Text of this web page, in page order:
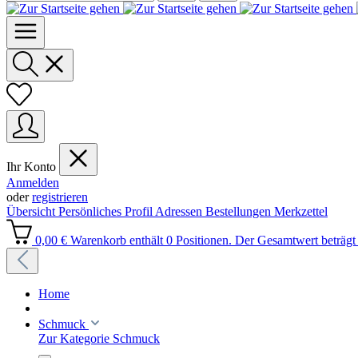
Ihr Konto
Anmelden
oderregistrieren
Übersicht Persönliches Profil Adressen Bestellungen Merkzettel
0,00 € Warenkorb enthält 0 Positionen. Der Gesamtwert
Home
Schmuck
Zur Kategorie Schmuck